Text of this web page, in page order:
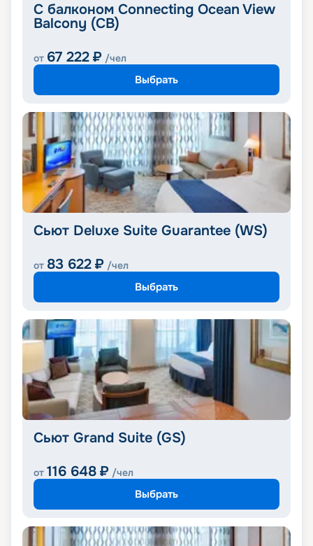
С балконом Connecting Ocean View
Balcony (CB)
от 67 222 ₽ /чел
Выбрать
Сьют Deluxe Suite Guarantee (WS)
от 83 622 ₽ /чел
Выбрать
Сьют Grand Suite (GS)
от 116 648 ₽ /чел
Выбрать